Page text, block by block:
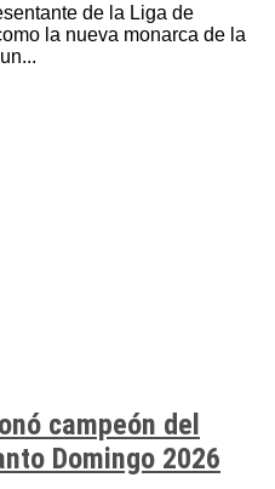
de la Liga de
la nueva monarca de la
campeón del
Domingo 2026